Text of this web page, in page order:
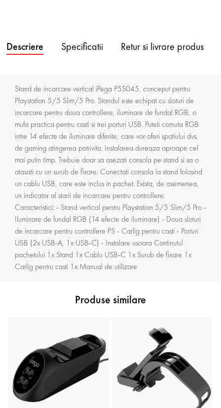
Descriere Specificatii Retur si livrare produs
Stand de incarcare vertical iPega P5S045, conceput pentru
Playstation 5/5 Slim/5 Pro. Standul este echipat cu sloturi de
incarcare pentru doua controllere, iluminare de fundal RGB, o
mufa practica pentru casti si trei porturi USB. Puteti comuta RGB
intre 14 efecte de iluminare diferite, care vor oferi spatiului dvs.
de gaming atingerea potrivita. Instalarea dureaza aproape cel
mai putin timp. Trebuie doar sa asezati consola pe stand si sa o
atasati cu un surub de fixare. Conectati consola la stand folosind
un cablu USB, care este inclus in pachet. Exista, de asemenea,
un indicator al starii de incarcare pentru controllere.
Caracteristici: - Stand vertical pentru Playstation 5/5 Slim/5 Pro -
Iluminare de fundal RGB (14 efecte de iluminare) - Doua sloturi
de incarcare pentru controllere PS - Carlig pentru casti - Porturi
USB (2x USB-A, 1x USB-C) - Instalare usoara Continutul
pachetului 1x Stand 1x Cablu USB-C 1x Surub de fixare 1x
Carlig pentru casti 1x Manual de utilizare
Produse similare